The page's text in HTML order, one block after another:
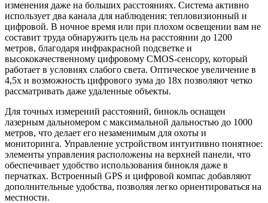
изменения даже на больших расстояниях. Система активно
использует два канала для наблюдения: тепловизионный и
цифровой. В ночное время или при плохом освещении вам не
составит труда обнаружить цель на расстоянии до 1200
метров, благодаря инфракрасной подсветке и
высококачественному цифровому CMOS-сенсору, который
работает в условиях слабого света. Оптическое увеличение в
4,5x и возможность цифрового зума до 18x позволяют четко
рассматривать даже удаленные объекты.
Для точных измерений расстояний, бинокль оснащен
лазерным дальномером с максимальной дальностью до 1000
метров, что делает его незаменимым для охоты и
мониторинга. Управление устройством интуитивно понятное:
элементы управления расположены на верхней панели, что
обеспечивает удобство использования бинокля даже в
перчатках. Встроенный GPS и цифровой компас добавляют
дополнительные удобства, позволяя легко ориентироваться на
местности.